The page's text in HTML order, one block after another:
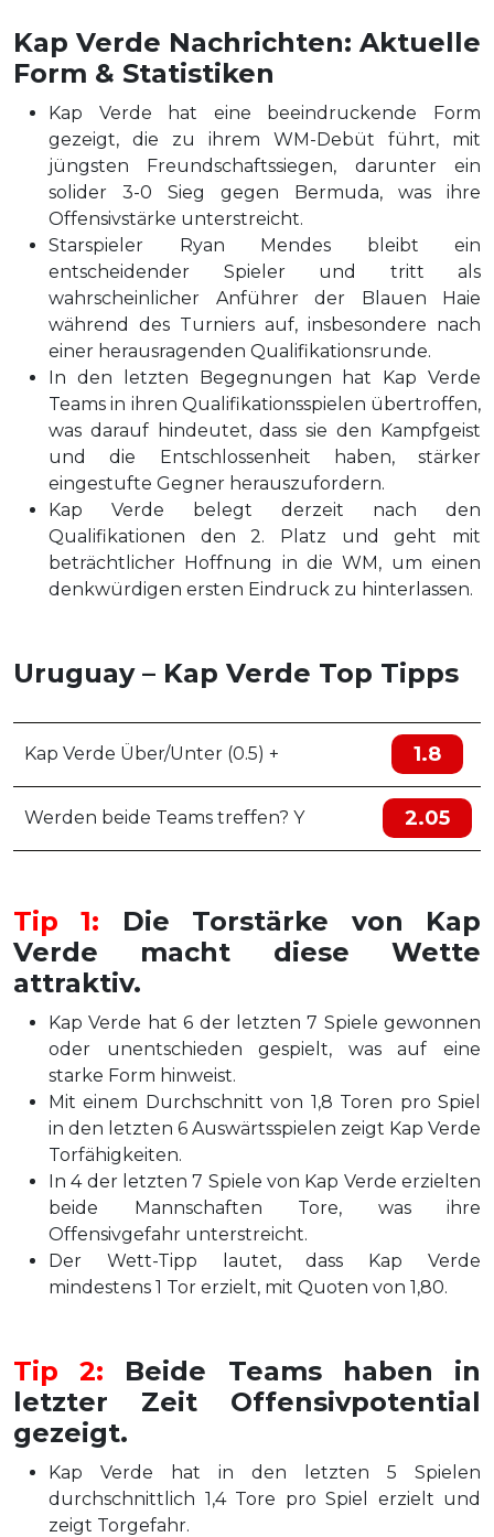
Kap Verde Nachrichten: Aktuelle
Form & Statistiken
Kap Verde hat eine beeindruckende Form
gezeigt, die zu ihrem WM-Debüt führt, mit
jüngsten Freundschaftssiegen, darunter ein
solider 3-0 Sieg gegen Bermuda, was ihre
Offensivstärke unterstreicht.
Starspieler Ryan Mendes bleibt ein
entscheidender Spieler und tritt als
wahrscheinlicher Anführer der Blauen Haie
während des Turniers auf, insbesondere nach
einer herausragenden Qualifikationsrunde.
In den letzten Begegnungen hat Kap Verde
Teams in ihren Qualifikationsspielen übertroffen,
was darauf hindeutet, dass sie den Kampfgeist
und die Entschlossenheit haben, stärker
eingestufte Gegner herauszufordern.
Kap Verde belegt derzeit nach den
Qualifikationen den 2. Platz und geht mit
beträchtlicher Hoffnung in die WM, um einen
denkwürdigen ersten Eindruck zu hinterlassen.
Uruguay – Kap Verde Top Tipps
Kap Verde Über/Unter (0.5) + 1.8
Werden beide Teams treffen? Y 2.05
Tip 1: Die Torstärke von Kap
Verde macht diese Wette
attraktiv.
Kap Verde hat 6 der letzten 7 Spiele gewonnen
oder unentschieden gespielt, was auf eine
starke Form hinweist.
Mit einem Durchschnitt von 1,8 Toren pro Spiel
in den letzten 6 Auswärtsspielen zeigt Kap Verde
Torfähigkeiten.
In 4 der letzten 7 Spiele von Kap Verde erzielten
beide Mannschaften Tore, was ihre
Offensivgefahr unterstreicht.
Der Wett-Tipp lautet, dass Kap Verde
mindestens 1 Tor erzielt, mit Quoten von 1,80.
Tip 2: Beide Teams haben in
letzter Zeit Offensivpotential
gezeigt.
Kap Verde hat in den letzten 5 Spielen
durchschnittlich 1,4 Tore pro Spiel erzielt und
zeigt Torgefahr.